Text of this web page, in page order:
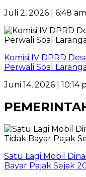
Juli 2, 2026 | 6:48
Komisi IV DPRD
Perwali Soal
Juni 14, 2026 | 10:14
Satu Lagi Mobil
Bayar Pajak Sejak